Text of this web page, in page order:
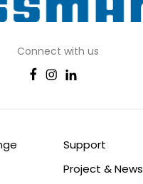
Connect with us
Support
Project & News